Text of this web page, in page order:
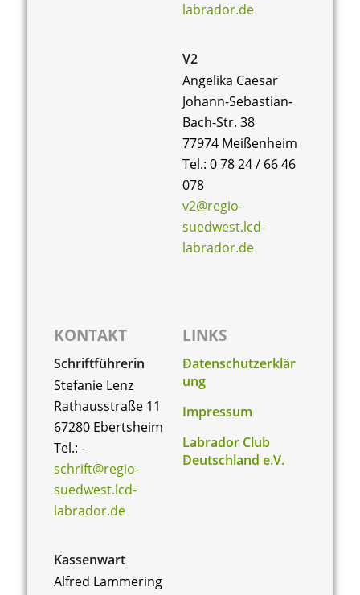
labrador.de
V2
Angelika Caesar
Johann-Sebastian-
Bach-Str. 38
77974 Meißenheim
Tel.: 0 78 24 / 66 46
078
v2@regio-
suedwest.lcd-
labrador.de
KONTAKT
Schriftführerin
Stefanie Lenz
Rathausstraße 11
67280 Ebertsheim
Tel.: -
schrift@regio-
suedwest.lcd-
labrador.de
Kassenwart
Alfred Lammering
LINKS
Datenschutzerklär
ung
Impressum
Labrador Club
Deutschland e.V.